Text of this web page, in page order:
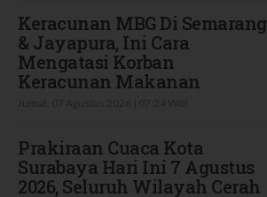
Keracunan MBG Di Semarang
& Jayapura, Ini Cara
Mengatasi Korban
Keracunan Makanan
Prakiraan Cuaca Kota
Surabaya Hari Ini 7 Agustus
2026, Seluruh Wilayah Cerah